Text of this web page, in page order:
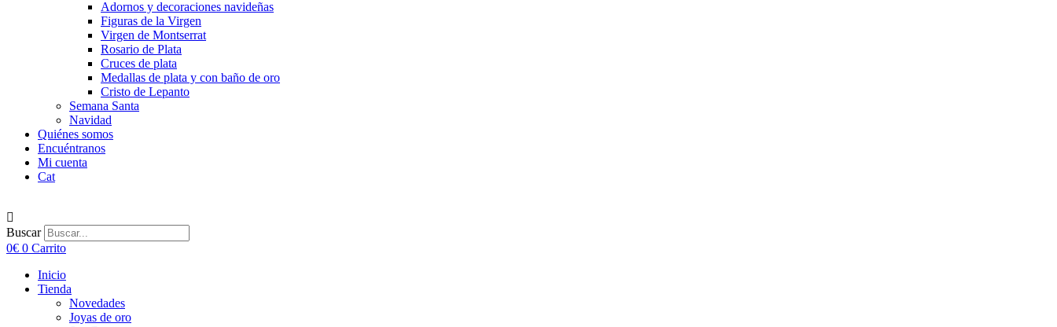
Adornos y decoraciones navideñas
Figuras de la Virgen
Virgen de Montserrat
Rosario de Plata
Cruces de plata
Medallas de plata y con baño de oro
Cristo de Lepanto
Semana Santa
Navidad
Quiénes somos
Encuéntranos
Mi cuenta
Cat
Buscar
0€ 0 Carrito
Inicio
Tienda
Novedades
Joyas de oro